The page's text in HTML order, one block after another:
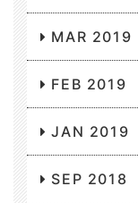
MAR 2019
FEB 2019
JAN 2019
SEP 2018